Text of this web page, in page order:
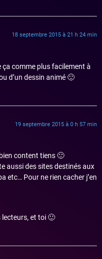
18 septembre 2015 à 21 h 24 min
ça comme plus facilement à
d’un dessin animé 🙂
19 septembre 2015 à 0 h 57 min
content tiens 🙂
aussi des sites destinés aux
etc… Pour ne rien cacher j’en
et toi 🙂